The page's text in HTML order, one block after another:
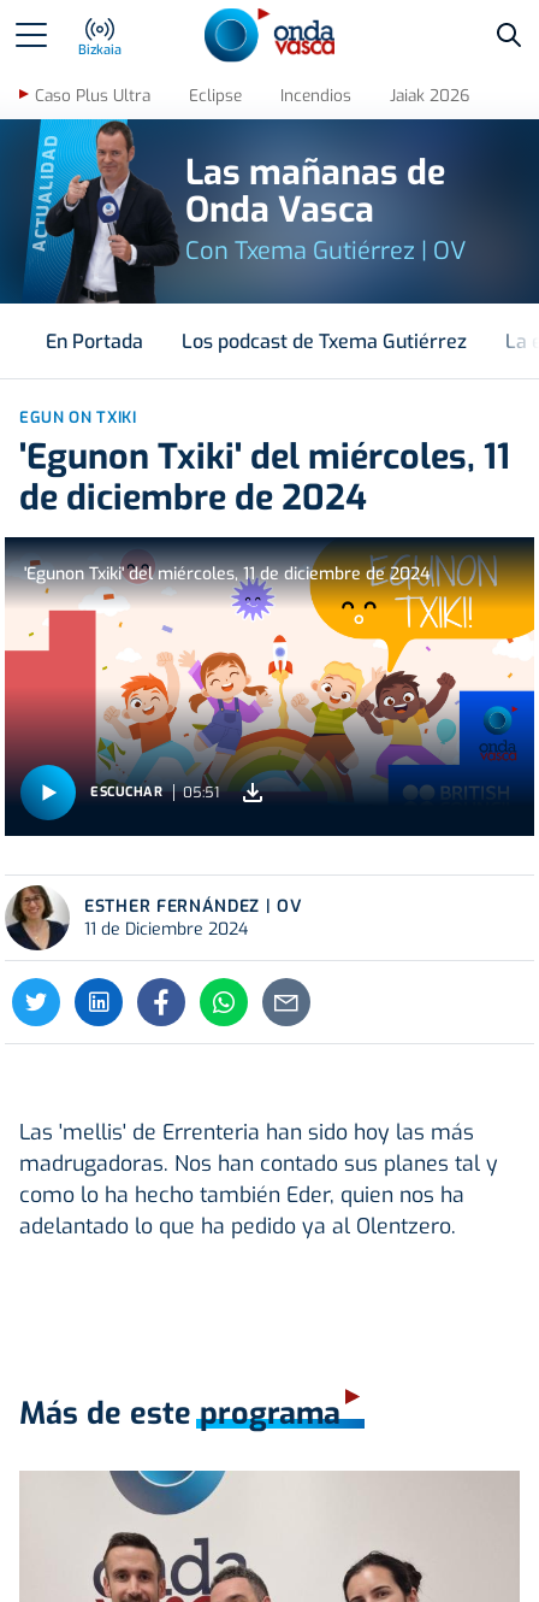
Bizkaia
Caso Plus Ultra Eclipse Incendios Jaiak 2026
ACTUALIDAD
Las mañanas de
Onda Vasca
Con Txema Gutiérrez | OV
En Portada Los podcast de Txema Gutiérrez La
EGUN ON TXIKI
'Egunon Txiki' del miércoles, 11
de diciembre de 2024
'Egunon Txiki' del miércoles, 11 de diciembre de 2024
ESCUCHAR 05:51
ESTHER FERNÁNDEZ | OV
11 de Diciembre 2024
Las 'mellis' de Errenteria han sido hoy las más
madrugadoras. Nos han contado sus planes tal y
como lo ha hecho también Eder, quien nos ha
adelantado lo que ha pedido ya al Olentzero.
Más de este programa